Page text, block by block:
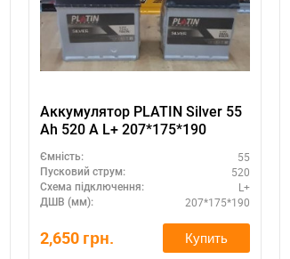
Аккумулятор PLATIN Silver 55
Ah 520 A L+ 207*175*190
Ємність: 55
Пусковий струм: 520
Схема підключення: L+
ДШВ (мм): 207*175*190
2,650 грн. Купить